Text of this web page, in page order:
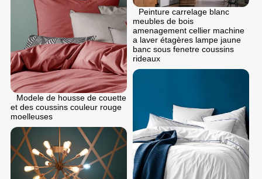
Peinture carrelage blanc
meubles de bois
amenagement cellier machine
a laver étagères lampe jaune
banc sous fenetre coussins
rideaux
Modele de housse de couette
et des coussins couleur rouge
moelleuses